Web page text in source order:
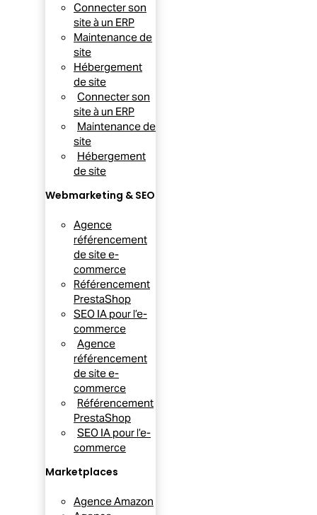
Connecter son
site à un ERP
Maintenance de
site
Hébergement
de site
Connecter son
site à un ERP
Maintenance de
site
Hébergement
de site
Webmarketing & SEO
Agence
référencement
de site e-
commerce
Référencement
PrestaShop
SEO IA pour l’e-
commerce
Agence
référencement
de site e-
commerce
Référencement
PrestaShop
SEO IA pour l’e-
commerce
Marketplaces
Agence Amazon